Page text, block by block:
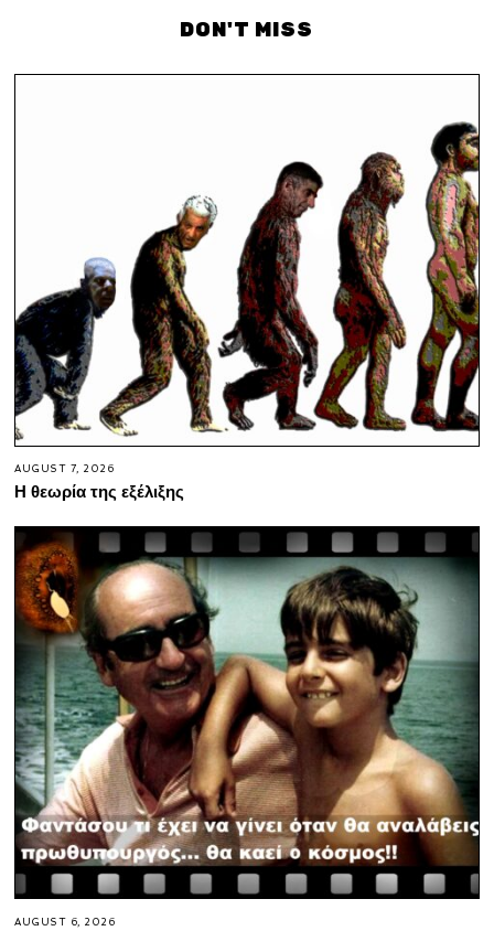
DON'T MISS
AUGUST 7, 2026
Η θεωρία της εξέλιξης
AUGUST 6, 2026